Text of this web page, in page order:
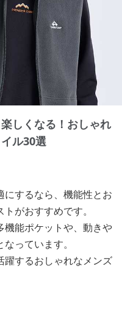
しくなる！おしゃれ
ル30選
にするなら、機能性とお
がおすすめです。
機能ポケットや、動きや
っています。
躍するおしゃれなメンズ